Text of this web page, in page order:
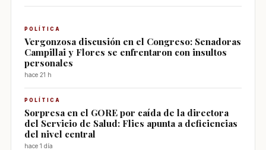
POLÍTICA
Vergonzosa discusión en el Congreso: Senadoras
Campillai y Flores se enfrentaron con insultos
personales
hace 21 h
POLÍTICA
Sorpresa en el GORE por caída de la directora
del Servicio de Salud: Flies apunta a deficiencias
del nivel central
hace 1 día